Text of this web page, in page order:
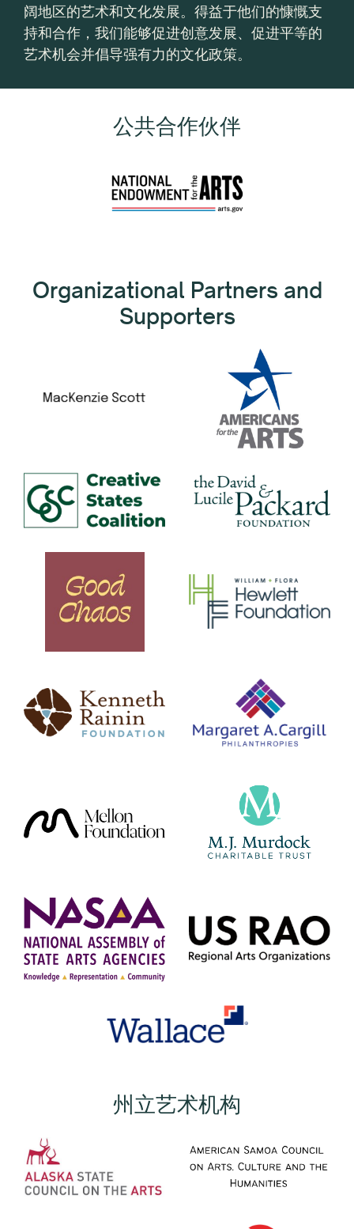
阔地区的艺术和文化发展。得益于他们的慷慨支
持和合作，我们能够促进创意发展、促进平等的
艺术机会并倡导强有力的文化政策。
公共合作伙伴
Organizational Partners and
Supporters
州立艺术机构